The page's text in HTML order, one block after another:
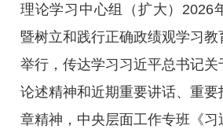
理论学习中心组（扩大）2026
暨树立和践行正确政绩观学习
举行，传达学习习近平总书记
论述精神和近期重要讲话、重要
章精神，中央层面工作专班《习